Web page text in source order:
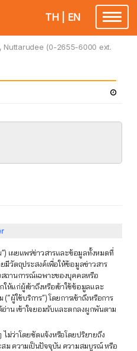
Toggle
TH EN
Nuttarudee (0-2655-6000 ext.
เผยแพร่ข่าวสารและข้อมูลทั้งหมดที่
มีวัตถุประสงค์เพื่อให้ข้อมูลข่าวสาร
ถานการณ์เฉพาะของบุคคลหรือ
ห้แก่ผู้เข้าถึงหรือเข้าใช้ข้อมูลและ
ผู้ใช้บริการ”) โดยการเข้าถึงหรือการ
อ่าน เข้าใจยอมรับและตกลงผูกพันตาม
ม่ว่าโดยชัดแจ้งหรือโดยปริยายถึง
สม ความเป็นปัจจุบัน ความสมบูรณ์ หรือ